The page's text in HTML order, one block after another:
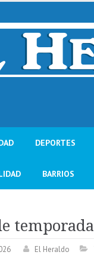
DEPORTES
BARRIOS
El Heraldo